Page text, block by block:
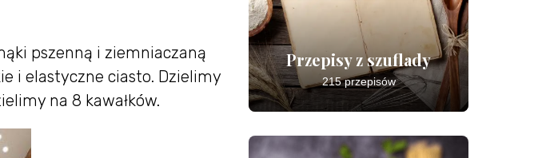
pszenną i ziemniaczaną
i elastyczne ciasto. Dzielimy
na 8 kawałków.
Przepisy z szuflady
215 przepisów